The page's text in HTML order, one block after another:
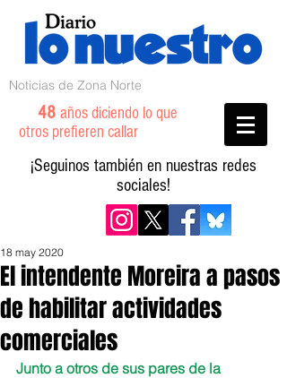
Noticias de Zona Norte
48 años diciendo lo que
otros prefieren callar
¡Seguinos también en nuestras redes
sociales!
El intendente Moreira a pasos
de habilitar actividades
comerciales
18 may 2020
Junto a otros de sus pares de la